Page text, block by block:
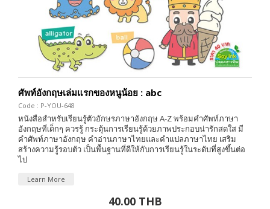
ศัพท์อังกฤษเล่มแรกของหนูน้อย : abc
Code : P-YOU-648
หนังสือสำหรับเรียนรู้ตัวอักษรภาษาอังกฤษ A-Z พร้อมคำศัพท์ภาษา
อังกฤษที่เด็กๆ ควรรู้ กระตุ้นการเรียนรู้ด้วยภาพประกอบน่ารักสดใส มี
คำศัพท์ภาษาอังกฤษ คำอ่านภาษาไทยและคำแปลภาษาไทย เสริม
สร้างความรู้รอบตัว เป็นพื้นฐานที่ดีให้กับการเรียนรู้ในระดับที่สูงขึ้นต่อ
ไป
Learn More
40.00 THB